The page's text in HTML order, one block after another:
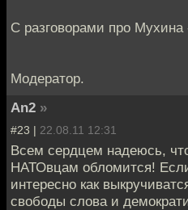
С разговорами про
Модератор.
An2 »
#23 | 22.08.11 12:31
Всем сердцем надеюсь,
НАТОвцам обломится!
интересно как
свободы слова и